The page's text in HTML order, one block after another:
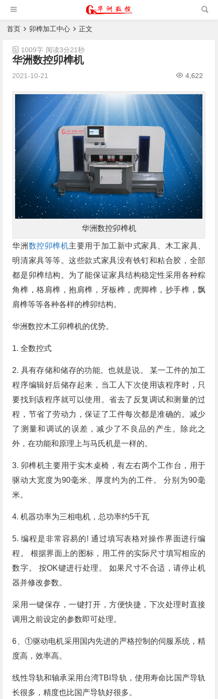
|猫抓板生产设备|非标
自动化设备
首页 卯榫加工中心 正文
华洲数控卯榫机
2021-10-21 4,622
1009字 阅读3分21秒
华洲数控卯榫机
华洲 数控卯榫机主要用于加工新中式家具、木工家具、
明清家具等等。这些款式家具没有铁钉和粘合胶，全部
都是卯榫结构。为了能保证家具结构稳定性采用各种粽
角榫，格肩榫，抱肩榫，牙板榫，虎脚榫，抄手榫，飘
肩榫等等各种各样的榫卯结构。
华洲数控木工卯榫机的优势。
1. 全数控式
2. 具有存储和储存的功能。也就是说。 某一工件的加工
程序编辑好后储存起来，当工人下次使用该程序时，只
要找到该程序就可以使用。省去了反复调试和测量的过
程，节省了劳动力，保证了工件每次都是准确的。减少
了测量和调试的误差，减少了不良品的产生。除此之
外，在功能和原理上与马氏机是一样的。
3. 卯榫机主要用于实木桌椅，有左右两个工作台，用于
驱动大宽度为90毫米、厚度约为的工件。 分别为90毫
米。
4. 机器功率为三相电机，总功率约5千瓦
5. 编程是非常容易的! 通过填写表格对操作界面进行编
程。 根据界面上的图标，用工件的实际尺寸填写相应的
数字。 按OK键进行处理。 如果尺寸不合适，请停止机
器并修改参数。
采用一键保存，一键打开，方便快捷，下次处理时直接
调用之前设定的参数即可处理。
6、①驱动电机采用国内先进的严格控制的伺服系统，精
度高，效率高。
线性导轨和轴承采用台湾TBI导轨，使用寿命比国产导轨
长很多，精度也比国产导轨好很多。